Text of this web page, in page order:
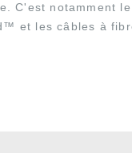
C'est notamment
et les câbles à